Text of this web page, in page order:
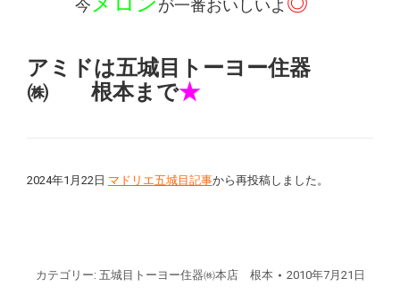
今
が一番おいしいよ
アミドは五城目トーヨー住器
㈱ 根本まで★
2024年1月22日 マドリエ五城目記事から再投稿しました。
カテゴリー: 五城目トーヨー住器㈱本店 根本 2010年7月21日